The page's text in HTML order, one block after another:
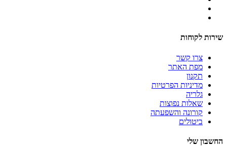
שירות לקוחות
צרו קשר
מפת האתר
תקנון
מדיניות הפרטיות
גלריה
שאלות נפוצות
קורונה והשפעתה
ביטולים
החשבון שלי